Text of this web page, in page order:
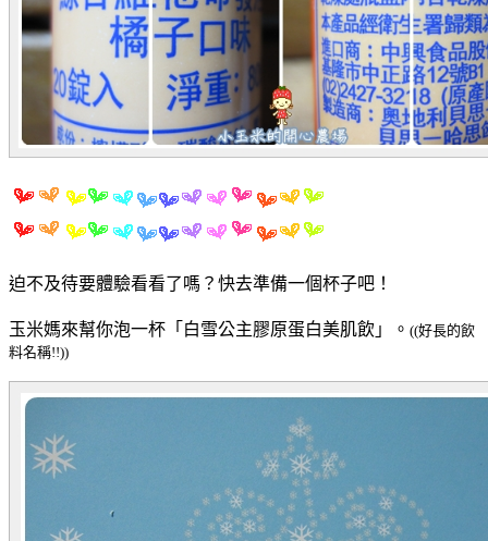
迫不及待要體驗看看了嗎？快去準備一個杯子吧！
玉米媽來幫你泡一杯「白雪公主膠原蛋白美肌飲」。 ((好長的飲
料名稱!!))